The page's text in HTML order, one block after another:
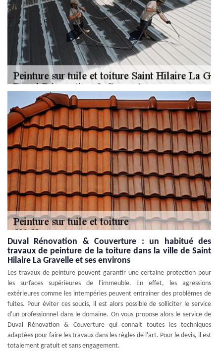
Duval Rénovation & Couverture : un habitué des
travaux de peinture de la toiture dans la ville de Saint
Hilaire La Gravelle et ses environs
Les travaux de peinture peuvent garantir une certaine protection pour
les surfaces supérieures de l'immeuble. En effet, les agressions
extérieures comme les intempéries peuvent entraîner des problèmes de
fuites. Pour éviter ces soucis, il est alors possible de solliciter le service
d'un professionnel dans le domaine. On vous propose alors le service de
Duval Rénovation & Couverture qui connait toutes les techniques
adaptées pour faire les travaux dans les règles de l'art. Pour le devis, il est
totalement gratuit et sans engagement.